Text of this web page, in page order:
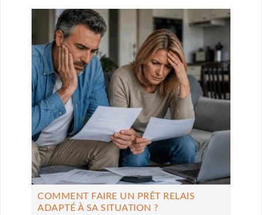
COMMENT FAIRE UN PRÊT RELAIS
ADAPTÉ À SA SITUATION ?